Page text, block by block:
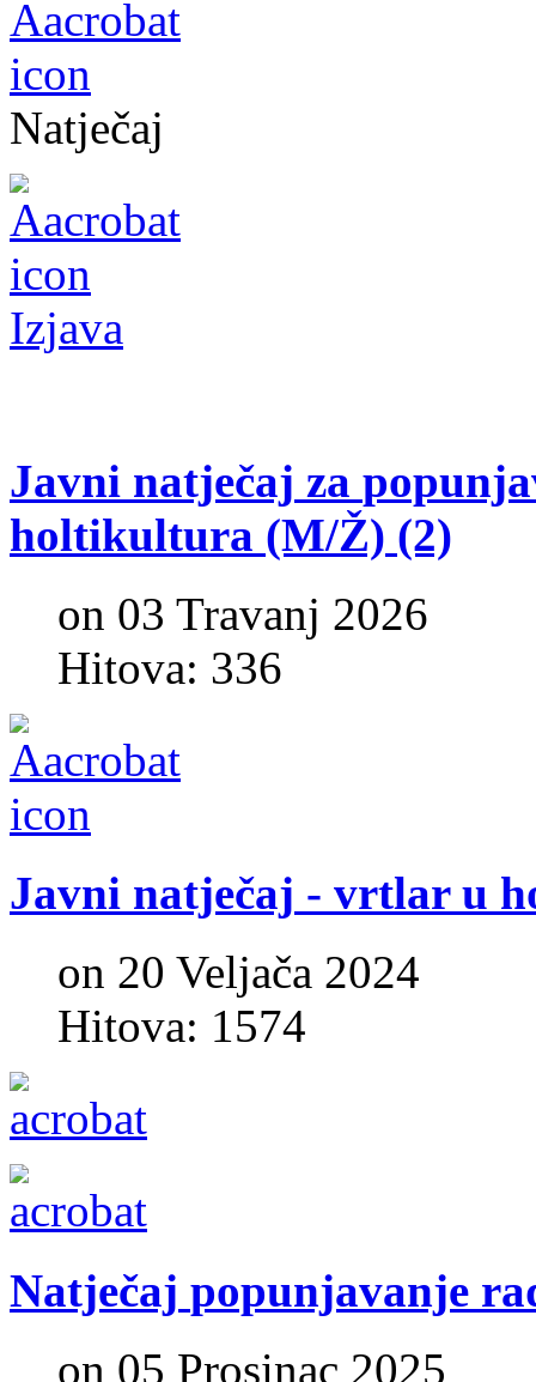
Natječaj
Izjava
Javni natječaj za
holtikultura (M/Ž) (2)
on 03 Travanj 2026
Hitova: 336
Javni natječaj - vrtlar u
on 20 Veljača 2024
Hitova: 1574
Natječaj popunjavanje
on 05 Prosinac 2025